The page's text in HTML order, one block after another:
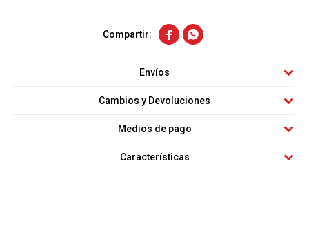
 
Envíos
Cambios y Devoluciones
Medios de pago
Características